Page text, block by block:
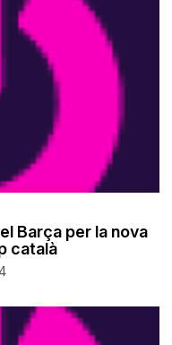
Barça per la nova
català